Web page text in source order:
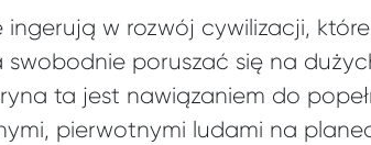
w rozwój cywilizacji,
poruszać się na
ta jest nawiązaniem do
pierwotnymi ludami na